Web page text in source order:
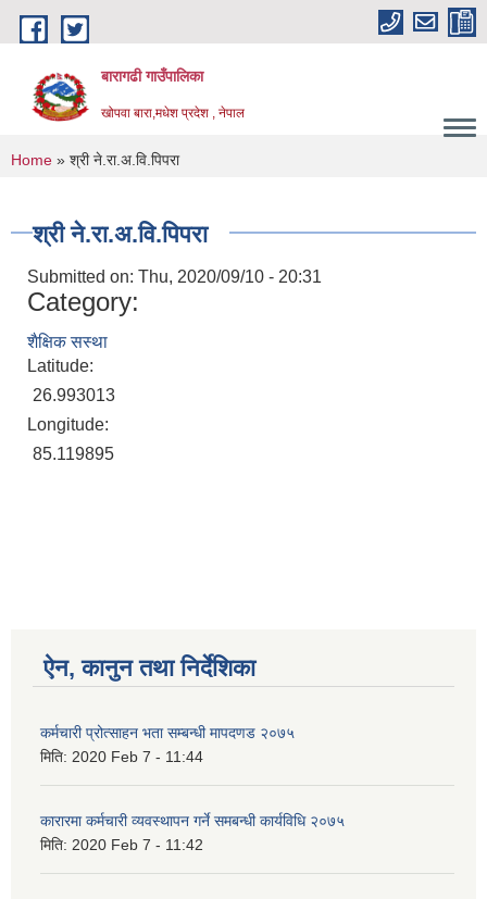
Skip to main content
बारागढी गाउँपालिका
खोपवा बारा,मधेश प्रदेश , नेपाल
You are here
Home » श्री ने.रा.अ.वि.पिपरा
श्री ने.रा.अ.वि.पिपरा
Submitted on: Thu, 2020/09/10 - 20:31
Category:
शैक्षिक सस्था
Latitude:
26.993013
Longitude:
85.119895
ऐन, कानुन तथा निर्देशिका
कर्मचारी प्रोत्साहन भता सम्बन्धी मापदणड २०७५
मिति: 2020 Feb 7 - 11:44
कारारमा कर्मचारी व्यवस्थापन गर्ने समबन्धी कार्यविधि २०७५
मिति: 2020 Feb 7 - 11:42